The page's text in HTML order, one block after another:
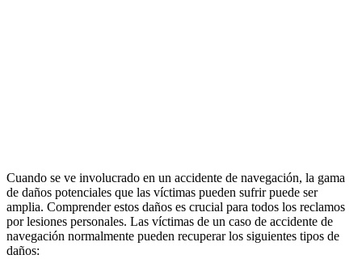
Cuando se ve involucrado en un accidente de navegación, la gama
de daños potenciales que las víctimas pueden sufrir puede ser
amplia. Comprender estos daños es crucial para todos los reclamos
por lesiones personales. Las víctimas de un caso de accidente de
navegación normalmente pueden recuperar los siguientes tipos de
daños: